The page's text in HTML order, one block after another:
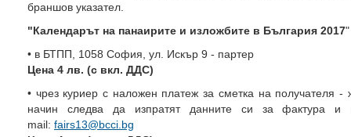
браншов указател.
"Календарът на панаирите и изложбите в България 2017
• в БТПП, 1058 София, ул. Искър 9 - партер
Цена 4 лв. (с вкл. ДДС)
• чрез куриер с наложен платеж за сметка на получателя
начин следва да изпратят данните си за фактура
mail: fairs13@bcci.bg